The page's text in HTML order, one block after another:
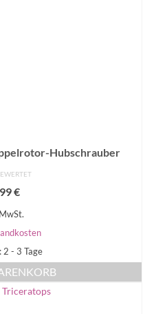
Hubschrauber
€
2 - 3 Tage